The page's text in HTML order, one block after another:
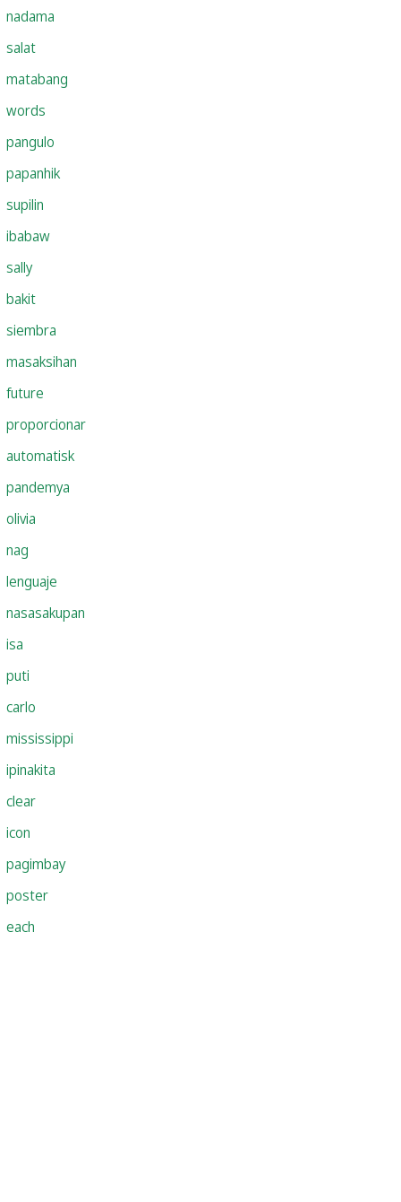
nadama
salat
matabang
words
pangulo
papanhik
supilin
ibabaw
sally
bakit
siembra
masaksihan
future
proporcionar
automatisk
pandemya
olivia
nag
lenguaje
nasasakupan
isa
puti
carlo
mississippi
ipinakita
clear
icon
pagimbay
poster
each